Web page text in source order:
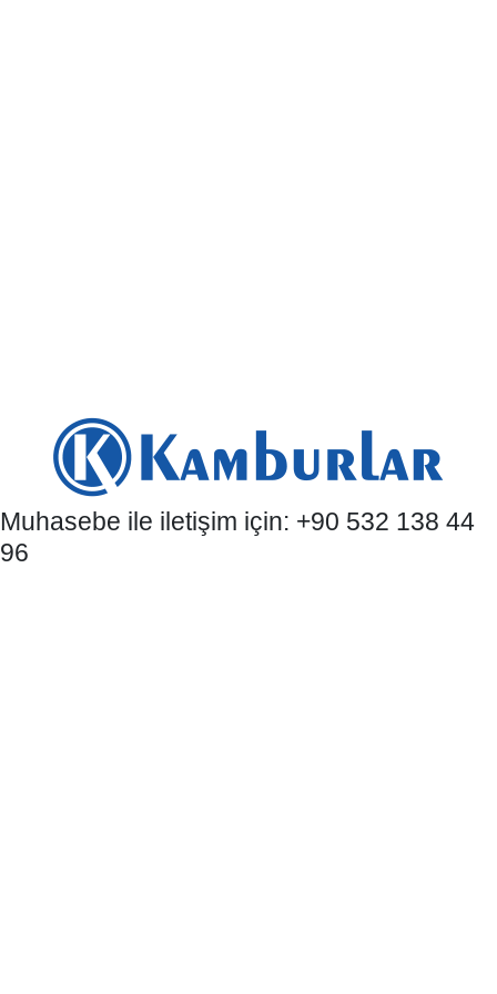
Muhasebe ile iletişim için: +90 532 138 44
96